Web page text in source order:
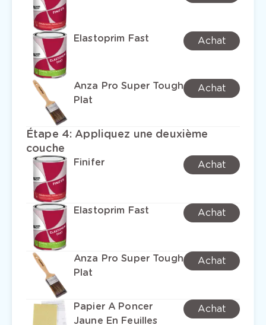
Elastoprim Fast Achat
Anza Pro Super Tough
Plat
Achat
Étape 4: Appliquez une deuxième
couche
Finifer Achat
Elastoprim Fast Achat
Anza Pro Super Tough
Plat
Achat
Papier A Poncer
Jaune En Feuilles
Achat